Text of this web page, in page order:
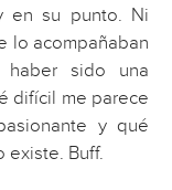
en su punto. Ni
lo acompañaban
sido una
difícil me parece
y qué
existe. Buff.